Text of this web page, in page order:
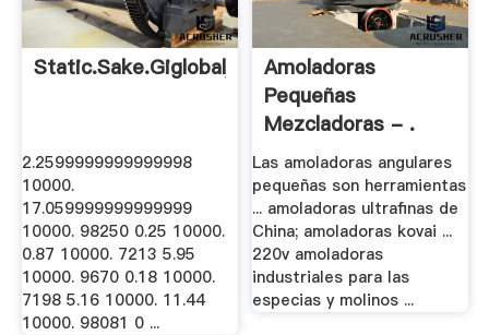
Static.sake.giglobaljob
2.2599999999999998
10000.
17.059999999999999
10000. 98250 0.25 10000.
0.87 10000. 7213 5.95
10000. 9670 0.18 10000.
7198 5.16 10000. 11.44
10000. 98081 0 ...
Amoladoras
Pequeñas
Mezcladoras - .
Las amoladoras angulares
pequeñas son herramientas
... amoladoras ultrafinas de
China; amoladoras kovai ...
220v amoladoras
industriales para las
especias y molinos ...